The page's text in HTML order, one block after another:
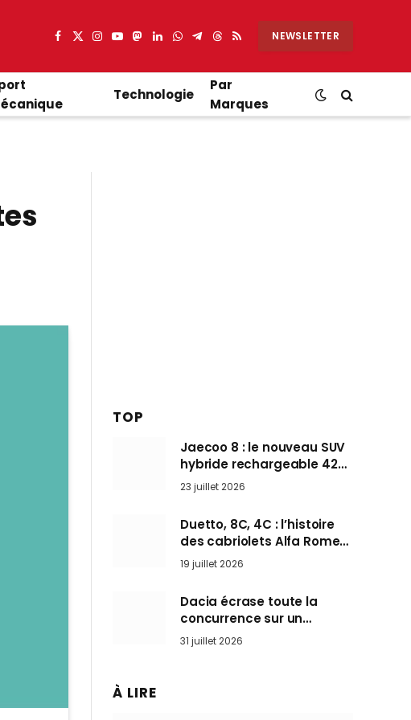
Facebook
X
Instagram
YouTube
Mastodon
LinkedIn
WhatsApp
Partager
Telegram
Threads
RSS NEWSLETTER
Technologie
Par
Marques
TOP
Jaecoo 8 : le nouveau SUV
hybride rechargeable 428
ch qui vise l’Audi Q7 arrive
en Europe cet automne
23 juillet 2026
Duetto, 8C, 4C : l’histoire
des cabriolets Alfa Romeo,
ces Spider qui ont défini
l’art de rouler cheveux au
vent
19 juillet 2026
Dacia écrase toute la
concurrence sur un
marché où personne ne
l’attendait
31 juillet 2026
À LIRE